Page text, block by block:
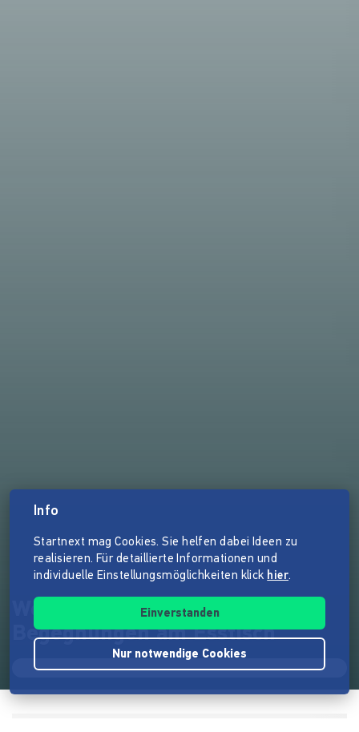
Welcome Dinner Köln -
Begegnungen am Esstisch
Info
Startnext mag Cookies. Sie helfen dabei Ideen zu
realisieren. Für detaillierte Informationen und
individuelle Einstellungsmöglichkeiten klick hier.
Einverstanden
Nur notwendige Cookies